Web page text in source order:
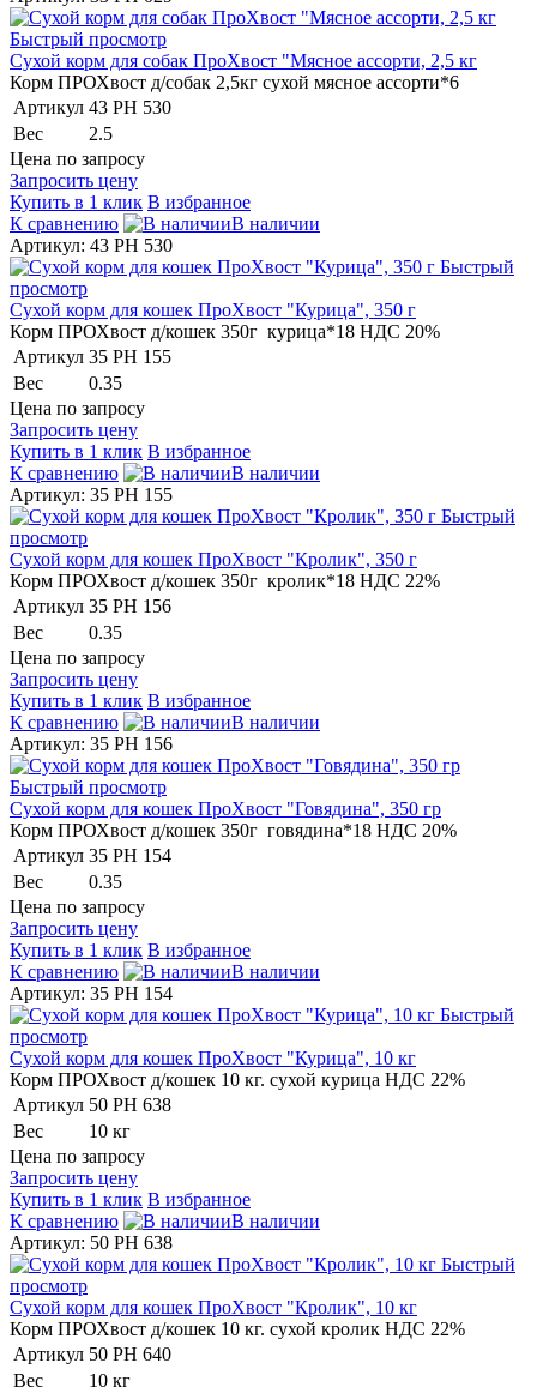
Быстрый просмотр
Сухой корм для собак ПроХвост "Мясное ассорти, 2,5 кг
Корм ПРОХвост д/собак 2,5кг сухой мясное ассорти*6
Артикул 43 PH 530
Вес
2.5
Цена по запросу
Запросить цену
Купить в 1 клик В избранное
К сравнению
В наличии
Артикул: 43 PH 530
Быстрый
просмотр
Сухой корм для кошек ПроХвост "Курица", 350 г
Корм ПРОХвост д/кошек 350г курица*18 НДС 20%
Артикул 35 PH 155
Вес
0.35
Цена по запросу
Запросить цену
Купить в 1 клик В избранное
К сравнению
В наличии
Артикул: 35 PH 155
Быстрый
просмотр
Сухой корм для кошек ПроХвост "Кролик", 350 г
Корм ПРОХвост д/кошек 350г кролик*18 НДС 22%
Артикул 35 PH 156
Вес
0.35
Цена по запросу
Запросить цену
Купить в 1 клик В избранное
К сравнению
В наличии
Артикул: 35 PH 156
Быстрый просмотр
Сухой корм для кошек ПроХвост "Говядина", 350 гр
Корм ПРОХвост д/кошек 350г говядина*18 НДС 20%
Артикул 35 PH 154
Вес
0.35
Цена по запросу
Запросить цену
Купить в 1 клик В избранное
К сравнению
В наличии
Артикул: 35 PH 154
Быстрый
просмотр
Сухой корм для кошек ПроХвост "Курица", 10 кг
Корм ПРОХвост д/кошек 10 кг. сухой курица НДС 22%
Артикул 50 PH 638
Вес
10 кг
Цена по запросу
Запросить цену
Купить в 1 клик В избранное
К сравнению
В наличии
Артикул: 50 PH 638
Быстрый
просмотр
Сухой корм для кошек ПроХвост "Кролик", 10 кг
Корм ПРОХвост д/кошек 10 кг. сухой кролик НДС 22%
Артикул 50 PH 640
Вес
10 кг